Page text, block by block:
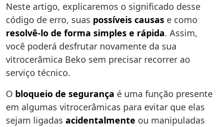
Neste artigo, explicaremos o significado desse
código de erro, suas possíveis causas e como
resolvê-lo de forma simples e rápida. Assim,
você poderá desfrutar novamente da sua
vitrocerâmica Beko sem precisar recorrer ao
serviço técnico.
O bloqueio de segurança é uma função presente
em algumas vitrocerâmicas para evitar que elas
sejam ligadas acidentalmente ou manipuladas